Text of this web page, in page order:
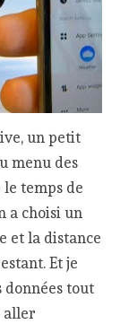
un petit
menu des
temps de
a choisi un
et la distance
Et je
tout
aller